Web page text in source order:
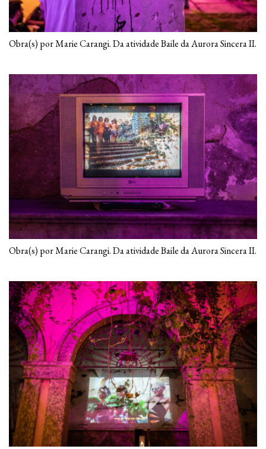
Obra(s) por Marie Carangi. Da atividade Baile da Aurora Sincera II.
Obra(s) por Marie Carangi. Da atividade Baile da Aurora Sincera II.